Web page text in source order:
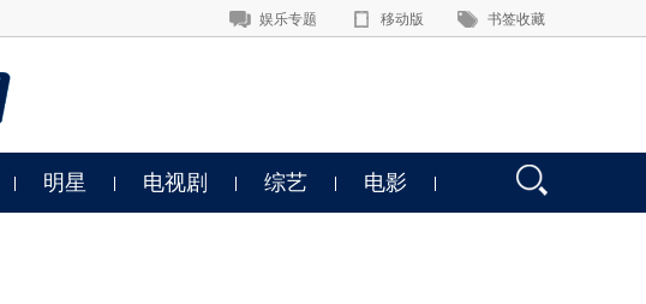
娱乐专题 移动版 书签收藏
明星 电视剧 综艺 电影